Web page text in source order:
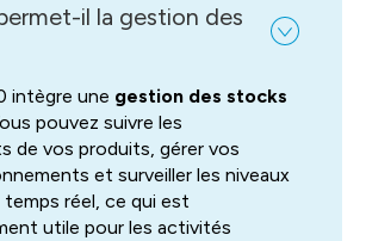
il la gestion des
intègre une gestion des stocks
pouvez suivre les
de vos produits, gérer vos
et surveiller les niveaux
réel, ce qui est
utile pour les activités